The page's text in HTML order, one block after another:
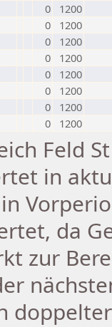
0
1200
0
1200
0
1200
0
1200
0
1200
0
1200
0
1200
0 1200
Feld
in
da
zur